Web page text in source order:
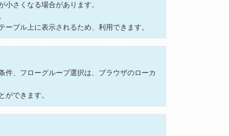
さくなる場合があります。
ブル上に表示されるため、利用できます。
件、フローグループ選択は、ブラウザのローカ
ができます。